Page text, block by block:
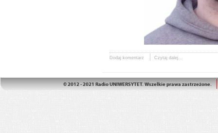
Dodaj komentarz Czytaj dalej...
© 2012 - 2021 Radio UNIWERSYTET. Wszelkie prawa zastrzeżone.